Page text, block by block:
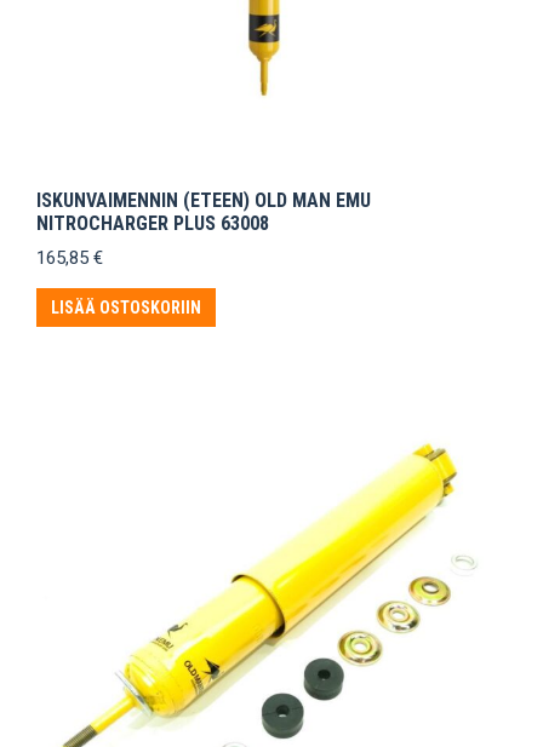
ISKUNVAIMENNIN (ETEEN) OLD MAN EMU
NITROCHARGER PLUS 63008
165,85 €
LISÄÄ OSTOSKORIIN